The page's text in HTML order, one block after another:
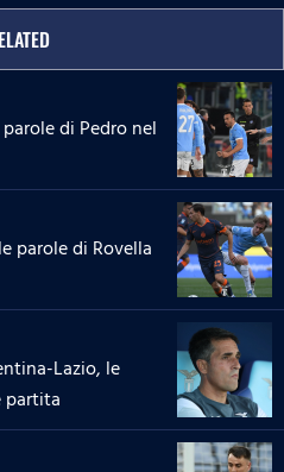
di Pedro nel
parole di Rovella
Lazio, le
partita